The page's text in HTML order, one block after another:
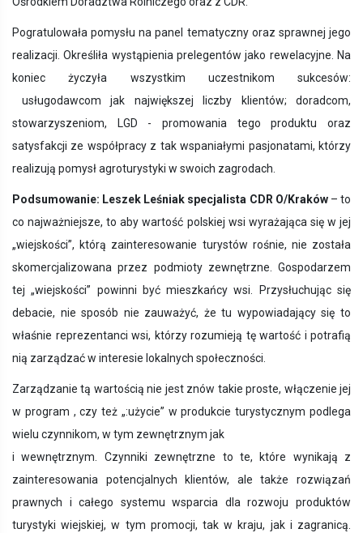
Pogratulowała pomysłu na panel tematyczny oraz sprawnej jego
realizacji. Określiła wystąpienia prelegentów jako rewelacyjne. Na
koniec życzyła wszystkim uczestnikom sukcesów:
usługodawcom jak największej liczby klientów; doradcom,
stowarzyszeniom, LGD - promowania tego produktu oraz
satysfakcji ze współpracy z tak wspaniałymi pasjonatami, którzy
realizują pomysł agroturystyki w swoich zagrodach.
Podsumowanie: Leszek Leśniak specjalista CDR O/Kraków– to
co najważniejsze, to aby wartość polskiej wsi wyrażająca się w jej
„wiejskości”, którą zainteresowanie turystów rośnie, nie została
skomercjalizowana przez podmioty zewnętrzne. Gospodarzem
tej „wiejskości” powinni być mieszkańcy wsi. Przysłuchując się
debacie, nie sposób nie zauważyć, że tu wypowiadający się to
właśnie reprezentanci wsi, którzy rozumieją tę wartość i potrafią
nią zarządzać w interesie lokalnych społeczności.
Zarządzanie tą wartością nie jest znów takie proste, włączenie jej
w program , czy też „:użycie” w produkcie turystycznym podlega
wielu czynnikom, w tym zewnętrznym jak
i wewnętrznym. Czynniki zewnętrzne to te, które wynikają z
zainteresowania potencjalnych klientów, ale także rozwiązań
prawnych i całego systemu wsparcia dla rozwoju produktów
turystyki wiejskiej, w tym promocji, tak w kraju, jak i zagranicą.